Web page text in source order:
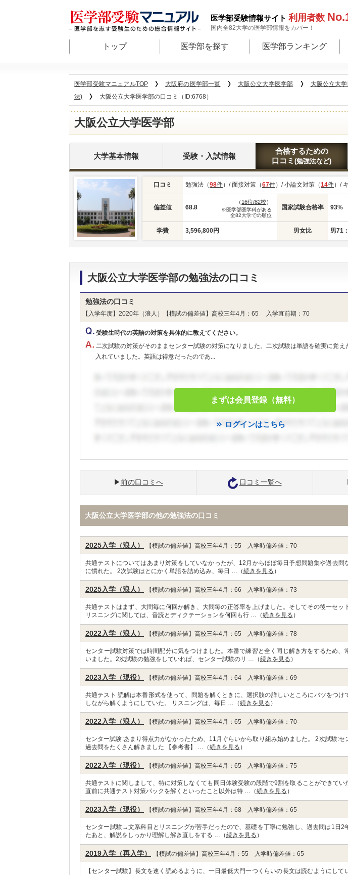
医学部受験情報サイト 利用者数
国内全82大学の医学部情報をカバー！
トップ 医学部を探す 医学部ランキング
医学部受験マニュアルTOP 大阪府の医学部一覧 大阪公立大学医学部
大阪公立大
法)
大阪公立大学医学部の口コミ（ID:6768）
大阪公立大学医学部
大学基本情報 受験・入試情報
合格するための
口コミ (勉強法など)
口コミ 勉強法（98件）/ 面接対策（67件）/ 小論文対策（14件）/
偏差値 68.8
（ 16位/82校）
※医学部医学科がある
全82大学での順位
国家試験合格率 93%
学費 3,596,800円 男女比 男71
大阪公立大学医学部の勉強法の口コミ
勉強法の口コミ
【入学年度】2020年（浪人）【模試の偏差値】高校三年4月：65 入学直前期：70
受験生時代の英語の対策を具体的に教えてください。
二次試験の対策がそのままセンター試験の対策になりました。二次試験は単語を確実に覚え
入れていました。英語は得意だったのであ...
まずは会員登録（無料）
ログインはこちら
前の口コミへ 口コミ一覧へ
大阪公立大学医学部の他の勉強法の口コミ
2025入学（浪人） 【模試の偏差値】高校三年4月：55 入学時偏差値：70
共通テストについてはあまり対策をしていなかったが、12月からほぼ毎日予想問題集や過去問
に慣れた。 2次試験はとにかく単語を詰め込み、毎日 …（続きを見る ）
2025入学（浪人） 【模試の偏差値】高校三年4月：66 入学時偏差値：73
共通テストはまず、大問毎に何回か解き、大問毎の正答率を上げました。そしてその後一セッ
リスニングに関しては、音読とディクテーションを何回も行 …（続きを見る ）
2022入学（浪人） 【模試の偏差値】高校三年4月：65 入学時偏差値：78
センター試験対策では時間配分に気をつけました。本番で練習と全く同じ解き方をするため、
いました。2次試験の勉強をしていれば、センター試験のリ …（続きを見る ）
2023入学（現役） 【模試の偏差値】高校三年4月：64 入学時偏差値：69
共通テスト 読解は本番形式を使って、問題を解くときに、選択肢の詳しいところにバツをつけ
しながら解くようにしていた。 リスニングは、毎日 …（続きを見る ）
2022入学（浪人） 【模試の偏差値】高校三年4月：65 入学時偏差値：70
センター試験:あまり得点力がなかったため、11月ぐらいから取り組み始めました。 2次試験:セ
過去問をたくさん解きました 【参考書】 …（続きを見る ）
2022入学（現役） 【模試の偏差値】高校三年4月：65 入学時偏差値：75
共通テストに関しまして、特に対策しなくても同日体験受験の段階で9割を取ることができてい
直前に共通テスト対策パックを解くといったこと以外は特 …（続きを見る ）
2023入学（現役） 【模試の偏差値】高校三年4月：68 入学時偏差値：65
センター試験→文系科目とリスニングが苦手だったので、基礎を丁寧に勉強し、過去問は1日2
たあと、解説をしっかり理解し解き直しをする …（続きを見る ）
2019入学（再入学） 【模試の偏差値】高校三年4月：55 入学時偏差値：65
【センター試験】長文を速く読めるように、一日最低大門一つくらいの長文は読むようにして